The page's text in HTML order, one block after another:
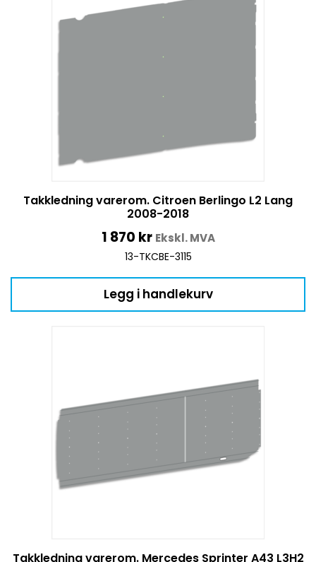
Takkledning varerom. Citroen Berlingo L2 Lang
2008-2018
1 870 kr Ekskl. MVA
13-TKCBE-3115
Legg i handlekurv
Takkledning varerom. Mercedes Sprinter A43 L3H2